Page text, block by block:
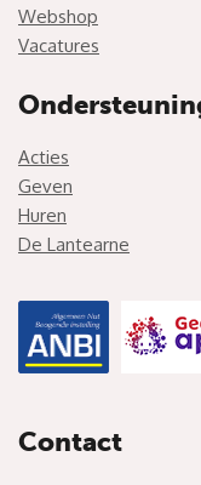
Webshop
Vacatures
Acties
Geven
Huren
De Lantearne
Contact